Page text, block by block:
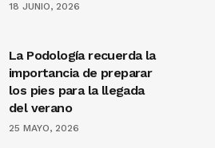
18 JUNIO, 2026
La Podología recuerda la
importancia de preparar
los pies para la llegada
del verano
25 MAYO, 2026